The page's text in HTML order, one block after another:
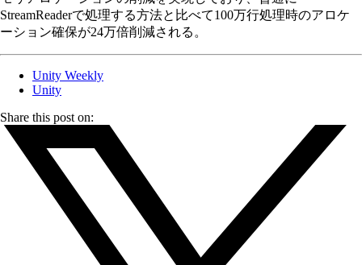
StreamReaderで処理する方法と比べて100万行処理時のアロケ
ーション確保が24万倍削減される。
Unity Weekly
Unity
Share this post on: